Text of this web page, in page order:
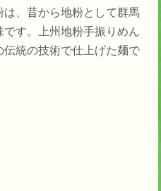
、昔から地粉として群馬
す。上州地粉手振りめん
統の技術で仕上げた麺で